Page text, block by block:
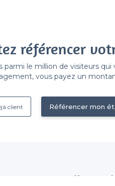
référencer
parmi le million de visiteurs
vous payez un
Référencer mon
client
Nous